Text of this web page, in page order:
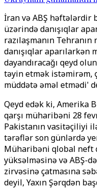
İran və ABŞ həftələrdir
üzərində danışıqlar
razılaşmanın
danışıqlar
dayandıracağı qeyd
təyin etmək istəmirəm,
müddətə əməl etmədi'
Qeyd edək ki, Amerika
qarşı müharibəni 28
Pakistanın vasitəçiliyi
tərəflər son günlərdə
Müharibəni qlobal
yüksəlməsinə və ABŞ-
zirvəsinə çatmasına
deyil, Yaxın Şərqdən